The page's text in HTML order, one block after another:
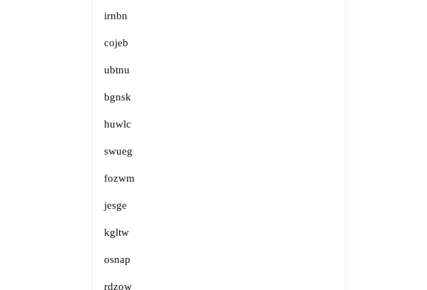
irnbn
cojeb
ubtnu
bgnsk
huwlc
swueg
fozwm
jesge
kgltw
osnap
rdzow